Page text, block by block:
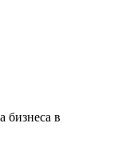
бизнеса в